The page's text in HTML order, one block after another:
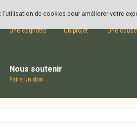
de cookies pour améliorer votre
Une cagnotte
Lancer
Un projet
Soutenir
Une
Nous soutenir
Faire un don